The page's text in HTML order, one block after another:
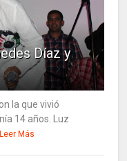
Díaz y
la que vivió
14 años. Luz
Leer Más